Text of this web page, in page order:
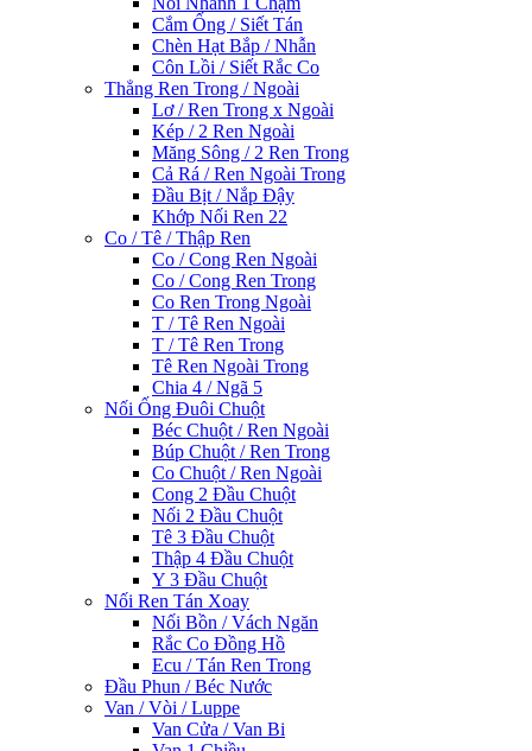
Cắm Ống / Siết Tán
Chèn Hạt Bắp / Nhẫn
Côn Lồi / Siết Rắc Co
Thẳng Ren Trong / Ngoài
Lơ / Ren Trong x Ngoài
Kép / 2 Ren Ngoài
Măng Sông / 2 Ren Trong
Cả Rá / Ren Ngoài Trong
Đầu Bịt / Nắp Đậy
Khớp Nối Ren 22
Co / Tê / Thập Ren
Co / Cong Ren Ngoài
Co / Cong Ren Trong
Co Ren Trong Ngoài
T / Tê Ren Ngoài
T / Tê Ren Trong
Tê Ren Ngoài Trong
Chia 4 / Ngã 5
Nối Ống Đuôi Chuột
Béc Chuột / Ren Ngoài
Búp Chuột / Ren Trong
Co Chuột / Ren Ngoài
Cong 2 Đầu Chuột
Nối 2 Đầu Chuột
Tê 3 Đầu Chuột
Thập 4 Đầu Chuột
Y 3 Đầu Chuột
Nối Ren Tán Xoay
Nối Bồn / Vách Ngăn
Rắc Co Đồng Hồ
Ecu / Tán Ren Trong
Đầu Phun / Béc Nước
Van / Vòi / Luppe
Van Cửa / Van Bi